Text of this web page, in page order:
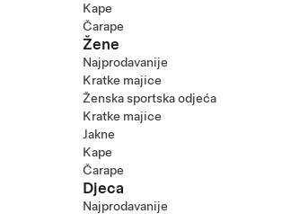
Kape
Čarape
Žene
Najprodavanije
Kratke majice
Ženska sportska odjeća
Kratke majice
Jakne
Kape
Čarape
Djeca
Najprodavanije